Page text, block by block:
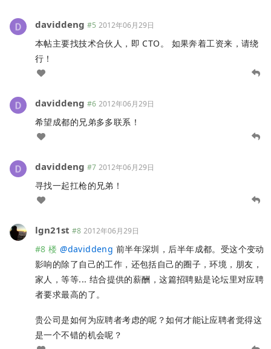
daviddeng #5 2012年06月29日
本帖主要找技术合伙人，即 CTO。 如果奔着工资来，请绕
行！
daviddeng #6 2012年06月29日
希望成都的兄弟多多联系！
daviddeng #7 2012年06月29日
寻找一起扛枪的兄弟！
lgn21st #8 2012年06月29日
#8 楼 @daviddeng 前半年深圳，后半年成都。受这个变动
影响的除了自己的工作，还包括自己的圈子，环境，朋友，
家人，等等... 结合提供的薪酬，这篇招聘贴是论坛里对应聘
者要求最高的了。
贵公司是如何为应聘者考虑的呢？如何才能让应聘者觉得这
是一个不错的机会呢？